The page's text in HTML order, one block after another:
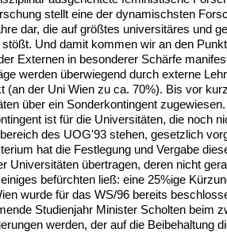
stellt eine der dynamischsten
dar, die auf größtes universitäres und
stößt. Und damit kommen wir an den
Externen in besonderer Schärfe
werden überwiegend durch externe
(an der Uni Wien zu ca. 70%). Bis vor
über ein Sonderkontingent
ist für die Universitäten, die noch
des UOG'93 stehen, gesetzlich
hat die Festlegung und Vergabe
Universitäten übertragen, deren nicht
befürchten ließ: eine 25%ige
wurde für das WS/96 bereits
Studienjahr Minister Scholten beim
werden, der auf die Beibehaltung